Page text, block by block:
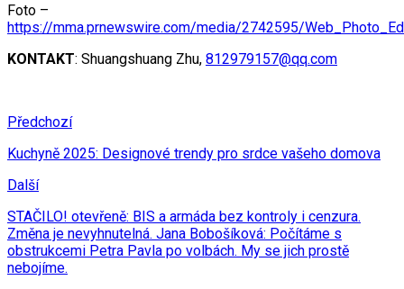
Foto –
https://mma.prnewswire.com/media/2742595/
KONTAKT: Shuangshuang Zhu, 812979157@qq.com
Předchozí
Kuchyně 2025: Designové trendy pro srdce vašeho domova
Další
STAČILO! otevřeně: BIS a armáda bez kontroly i cenzura.
Změna je nevyhnutelná. Jana Bobošíková: Počítáme s
obstrukcemi Petra Pavla po volbách. My se jich prostě
nebojíme.